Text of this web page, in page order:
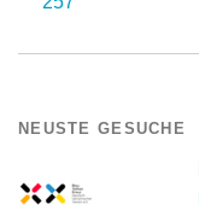
NEUSTE GESUCHE